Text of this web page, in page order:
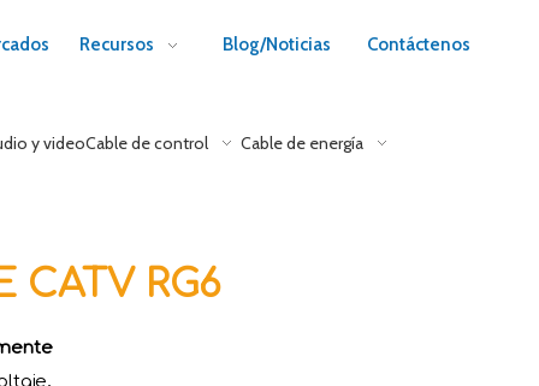
Recursos Blog/Noticias Contáctenos
y videoCable de control Cable de energía
CATV RG6